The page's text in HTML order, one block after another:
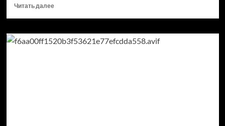
Читать далееПрочитать
Кандидат
в президенты